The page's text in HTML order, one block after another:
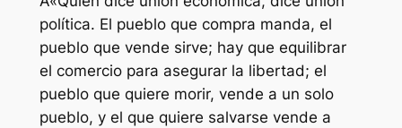
política. El pueblo que compra manda, el
pueblo que vende sirve; hay que equilibrar
el comercio para asegurar la libertad; el
pueblo que quiere morir, vende a un solo
pueblo, y el que quiere salvarse vende a